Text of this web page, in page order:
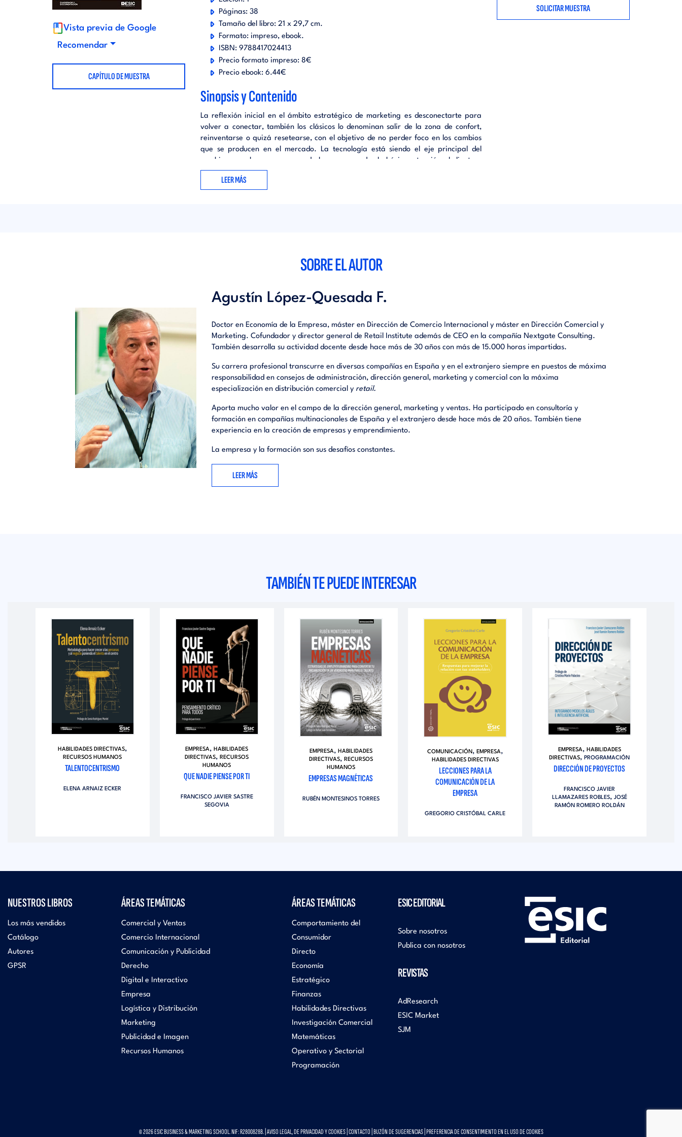
t
o
r
Vista previa de Google
Recomendar
CAPÍTULO DE MUESTRA
Páginas: 38
Tamaño del libro: 21 x 29,7 cm.
Formato: impreso ebook.
ISBN: 9788417024413
Precio formato impreso: 8€
Precio ebook: 6.44€
Sinopsis y Contenido
La reflexión inicial en el ámbito estratégico de marketing es desconectarte para
volver a conectar, también los clásicos lo denominan salir de la zona de confort,
reinventarse o quizá resetearse, con el objetivo de no perder foco en los cambios
que se producen en el mercado. La tecnología está siendo el eje principal del
cambio y en algunos casos puede hacernos perder lo básico, atención al cliente o
nivel de servicio, como dicen Ridderstrale y Nordströn: «La tecnología no nos hace
menos estúpidos, simplemente nos hace estúpidos de manera más rápida». Muchas
LEER MÁS
SOLICITAR MUESTRA
SOBRE EL AUTOR
Agustín López-Quesada F.
Doctor en Economía de la Empresa, máster en Dirección de Comercio Internacional y máster en Dirección Comercial y
Marketing. Cofundador y director general de Retail Institute además de CEO en la compañía Nextgate Consulting.
También desarrolla su actividad docente desde hace más de 30 años con más de 15.000 horas impartidas.
Su carrera profesional transcurre en diversas compañías en España y en el extranjero siempre en puestos de máxima
responsabilidad en consejos de administración, dirección general, marketing y comercial con la máxima
especialización en distribución comercial y retail.
Aporta mucho valor en el campo de la dirección general, marketing y ventas. Ha participado en consultoría y
formación en compañías multinacionales de España y el extranjero desde hace más de 20 años. También tiene
experiencia en la creación de empresas y emprendimiento.
La empresa y la formación son sus desafíos constantes.
LEER MÁS
TAMBIÉN TE PUEDE INTERESAR
HABILIDADES DIRECTIVAS,
RECURSOS HUMANOS
TALENTOCENTRISMO
ELENA ARNAIZ ECKER
EMPRESA,HABILIDADES
DIRECTIVAS,RECURSOS
HUMANOS
QUE NADIE PIENSE POR TI
FRANCISCO JAVIER SASTRE
SEGOVIA
EMPRESA, HABILIDADES
DIRECTIVAS, RECURSOS
HUMANOS
EMPRESAS MAGNÉTICAS
RUBÉN MONTESINOS TORRES
COMUNICACIÓN,EMPRESA,
HABILIDADES DIRECTIVAS
LECCIONES PARA LA
COMUNICACIÓN DE LA
EMPRESA
GREGORIO CRISTÓBAL CARLE
EMPRESA, HABILIDADES
DIRECTIVAS,PROGRAMACIÓN
DIRECCIÓN DE PROYECTOS
FRANCISCO JAVIER
LLAMAZARES ROBLES, JOSÉ
RAMÓN ROMERO ROLDÁN
NUESTROS LIBROS
Los más vendidos
Catálogo
Autores
GPSR
ÁREAS TEMÁTICAS
Comercial y Ventas
Comercio Internacional
Comunicación y Publicidad
Derecho
Digital e Interactivo
Empresa
Logística y Distribución
Marketing
Publicidad e Imagen
Recursos Humanos
ÁREAS TEMÁTICAS
Comportamiento del
Consumidor
Directo
Economía
Estratégico
Finanzas
Habilidades Directivas
Investigación Comercial
Matemáticas
Operativo y Sectorial
Programación
ESIC EDITORIAL
Sobre nosotros
Publica con nosotros
REVISTAS
AdResearch
ESIC Market
SJM
© 2026 ESIC BUSINESS & MARKETING SCHOOL. NIF: R2800828B. | AVISO LEGAL, DE PRIVACIDAD Y COOKIES| CONTACTO BUZÓN DE SUGERENCIAS| PREFERENCIA DE CONSENTIMIENTO EN EL USO DE COOKIES